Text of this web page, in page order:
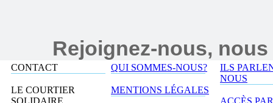
Rejoignez-nous,
CONTACT
LE COURTIER
SOLIDAIRE
QUI SOMMES-NOUS?
MENTIONS LÉGALES
ILS
NOUS
ACCÈS